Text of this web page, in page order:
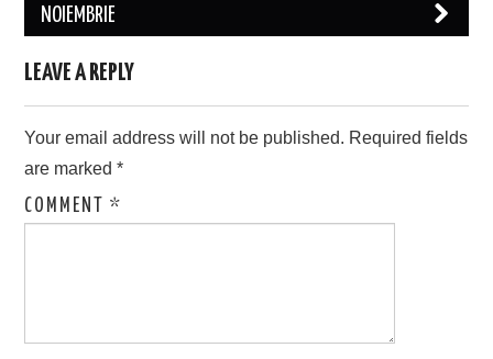
NOIEMBRIE
LEAVE A REPLY
Your email address will not be published. Required fields
are marked*
COMMENT*